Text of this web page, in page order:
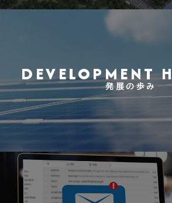
DEVELOPMENT
発展の歩み